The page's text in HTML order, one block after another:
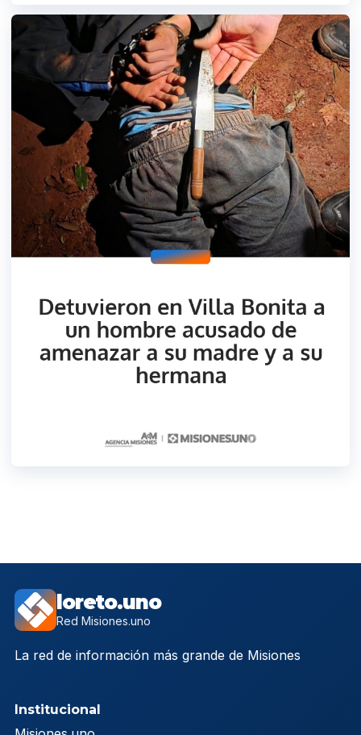
loreto.uno
Red Misiones.uno
La red de información más grande de Misiones
Institucional